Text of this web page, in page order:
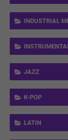
INDUSTRIAL
JAZZ
K-POP
LATIN